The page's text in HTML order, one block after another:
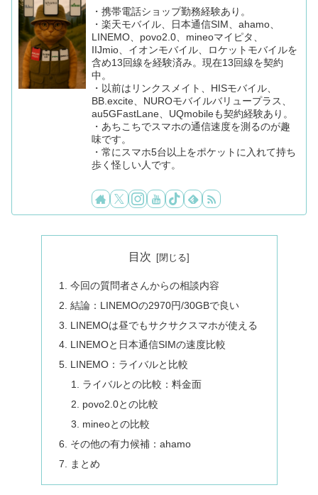
・携帯電話ショップ勤務経験あり。
・楽天モバイル、日本通信SIM、ahamo、
LINEMO、povo2.0、mineoマイピタ、
IIJmio、イオンモバイル、ロケットモバイルを
含め13回線を経験済み。現在13回線を契約
中。
・以前はリンクスメイト、HISモバイル、
BB.excite、NUROモバイルバリュープラス、
au5GFastLane、UQmobileも契約経験あり。
・あちこちでスマホの通信速度を測るのが趣
味です。
・常にスマホ5台以上をポケットに入れて持ち
歩く怪しい人です。
目次
今回の質問者さんからの相談内容
結論：LINEMOの2970円/30GBで良い
LINEMOは昼でもサクサクスマホが使える
LINEMOと日本通信SIMの速度比較
LINEMO：ライバルと比較
ライバルとの比較：料金面
povo2.0との比較
mineoとの比較
その他の有力候補：ahamo
まとめ